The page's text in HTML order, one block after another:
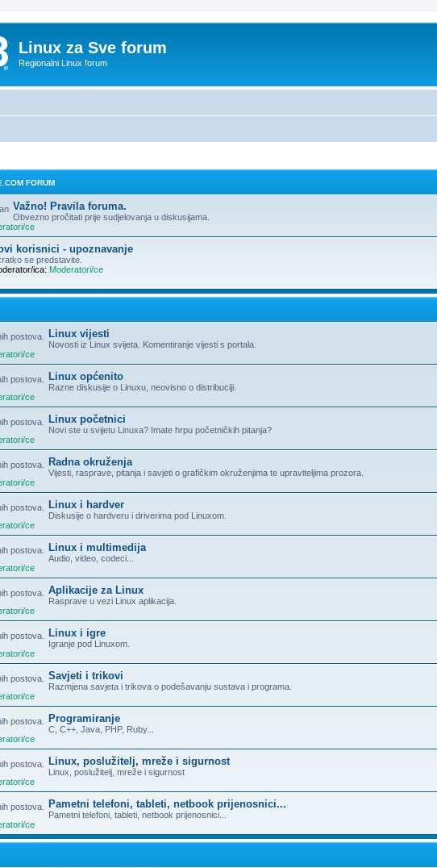
Linux za Sve forum
Regionalni Linux forum
FORUM
Važno! Pravila foruma.
Obvezno pročitati prije sudjelovanja u diskusijama.
ce
korisnici - upoznavanje
se predstavite.
ica: Moderatori/ce
Linux vijesti
Novosti iz Linux svijeta. Komentiranje vijesti s portala.
ce
Linux općenito
Razne diskusije o Linuxu, neovisno o distribuciji.
ce
Linux početnici
Novi ste u svijetu Linuxa? Imate hrpu početničkih pitanja?
ce
Radna okruženja
Vijesti, rasprave, pitanja i savjeti o grafičkim okruženjima te upraviteljima prozora.
ce
Linux i hardver
Diskusije o hardveru i driverima pod Linuxom.
ce
Linux i multimedija
Audio, video, codeci...
ce
Aplikacije za Linux
Rasprave u vezi Linux aplikacija.
ce
Linux i igre
Igranje pod Linuxom.
ce
Savjeti i trikovi
Razmjena savjeta i trikova o podešavanju sustava i programa.
ce
Programiranje
C, C++, Java, PHP, Ruby...
ce
Linux, poslužitelj, mreže i sigurnost
Linux, poslužitelj, mreže i sigurnost
ce
Pametni telefoni, tableti, netbook prijenosnici...
Pametni telefoni, tableti, netbook prijenosnici...
ce